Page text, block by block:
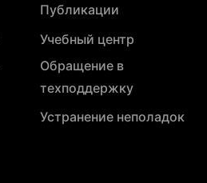
Публикации
Учебный центр
Обращение в
техподдержку
Устранение неполадок